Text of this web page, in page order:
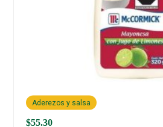
$55.30
Aderezos y salsa